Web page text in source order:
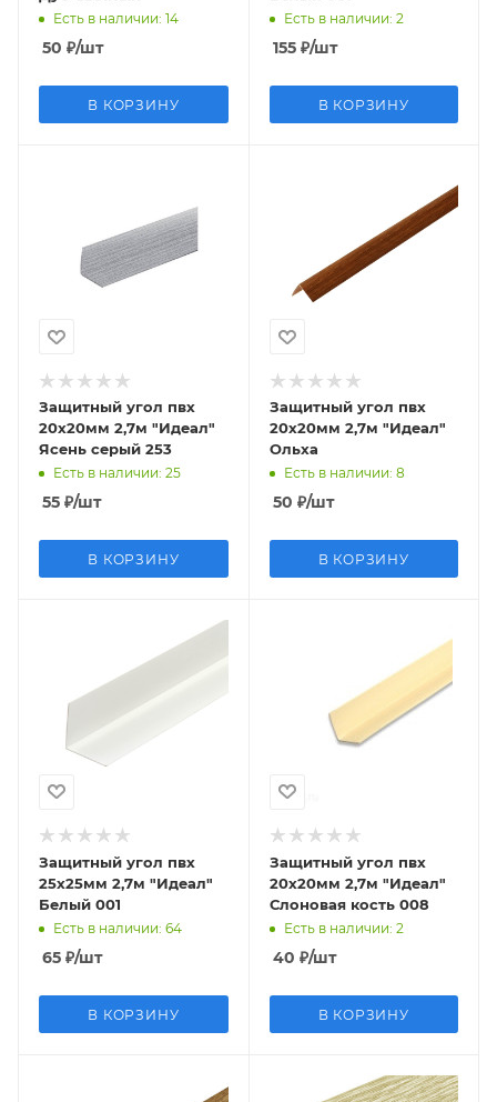
Есть в наличии: 14
50 ₽/шт
В КОРЗИНУ
Есть в наличии: 2
155₽/шт
В КОРЗИНУ
Защитный угол пвх
20х20мм 2,7м "Идеал"
Ясень серый 253
Есть в наличии: 25
55 ₽/шт
В КОРЗИНУ
Защитный угол пвх
20х20мм 2,7м "Идеал"
Ольха
Есть в наличии: 8
50 ₽/шт
В КОРЗИНУ
Защитный угол пвх
25х25мм 2,7м "Идеал"
Белый 001
Есть в наличии: 64
65 ₽/шт
В КОРЗИНУ
Защитный угол пвх
20х20мм 2,7м "Идеал"
Слоновая кость 008
Есть в наличии: 2
40 ₽/шт
В КОРЗИНУ